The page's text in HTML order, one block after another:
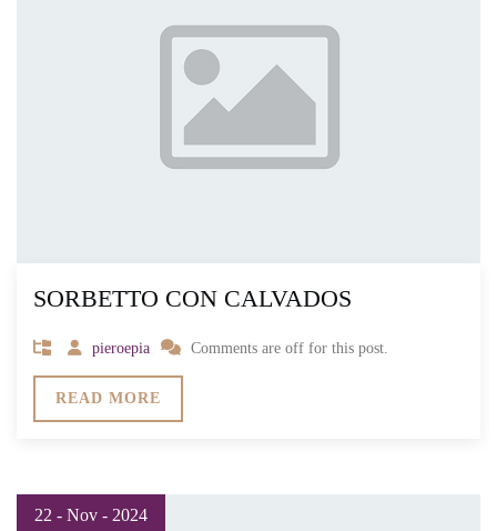
SORBETTO CON CALVADOS
pieroepia Comments are off for this post.
READ MORE
22 - Nov - 2024